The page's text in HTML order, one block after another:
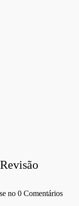
no 0 Comentários